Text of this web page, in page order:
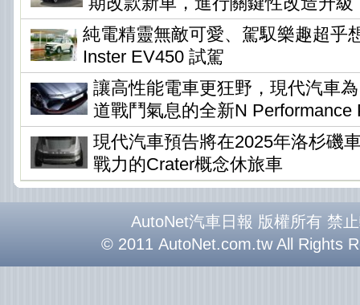
純電精靈無敵可愛、駕馭樂趣超乎
Inster EV450 試駕
讓高性能電車更狂野，現代汽車
道戰鬥氣息的全新N Performance
現代汽車預告將在2025年洛杉磯
戰力的Crater概念休旅車
AutoNet汽車日報 版權所有 禁
© 2011 AutoNet.com.tw All Rights